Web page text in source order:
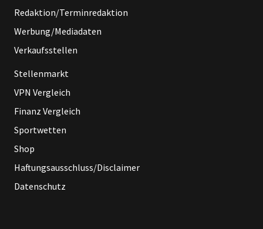
Redaktion/Terminredaktion
Werbung/Mediadaten
Verkaufsstellen
Stellenmarkt
VPN Vergleich
Finanz Vergleich
Sportwetten
Shop
Haftungsausschluss/Disclaimer
Datenschutz